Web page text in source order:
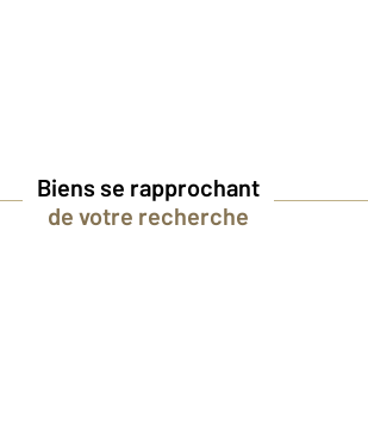
Biens se rapprochant
de votre recherche